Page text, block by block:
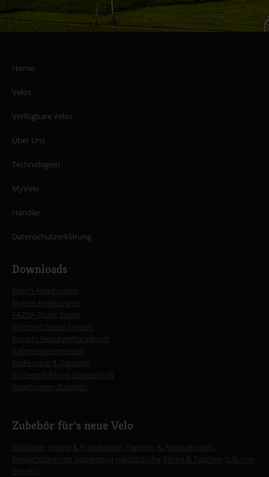
Home
Velos
Verfügbare Velos
Über Uns
Technologien
MyVelo
Händler
Datenschutzerklärung
Downloads
Bosch Anleitungen
Hyena Anleitungen
FAZUA Quick Guide
Shimano Steps System
Enviolo Benutzerhandbuch
Rahmengeometrien
Bedienung & Garantie
Prüfempfehlung Gabelschaft
Anleitungen Zubehör
Zubehör für's neue Velo
Schlösser Helme & Protektoren
Pannen- & Reparatursets
Beleuchtung von Supernova
Körbe & Taschen
(z.B. von
Brooks)